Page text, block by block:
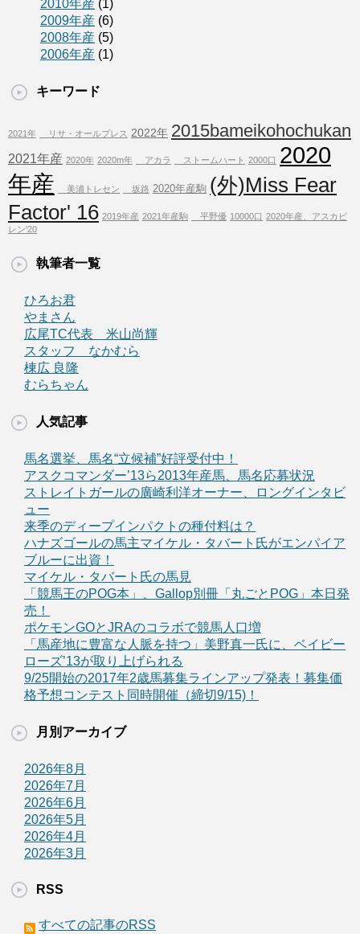
2010年産 (1)
2009年産 (6)
2008年産 (5)
2006年産 (1)
キーワード
2021年 リサ・オールプレス 2022年 2015bameikohochukan
2021年産 2020年 2020m年 アカラ ストームハート 2000口 2020
年産
美浦トレセン 坂路 2020年産駒 (外)Miss Fear
Factor' 16 2019年産 2021年産駒 平野優 10000口 2020年産、アスカビ
レン'20
執筆者一覧
ひろお君
やまさん
広尾TC代表 米山尚輝
スタッフ なかむら
棟広 良隆
むらちゃん
人気記事
馬名選挙、馬名“立候補”好評受付中！
アスクコマンダー’13ら2013年産馬、馬名応募状況
ストレイトガールの廣崎利洋オーナー、ロングインタビ
ュー
来季のディープインパクトの種付料は？
ハナズゴールの馬主マイケル・タバート氏がエンパイア
ブルーに出資！
マイケル・タバート氏の馬見
「競馬王のPOG本」、Gallop別冊「丸ごとPOG」本日発
売！
ポケモンGOとJRAのコラボで競馬人口増
「馬産地に豊富な人脈を持つ」美野真一氏に、ベイビー
ローズ’13が取り上げられる
9/25開始の2017年2歳馬募集ラインアップ発表！募集価
格予想コンテスト同時開催（締切9/15)！
月別アーカイブ
2026年8月
2026年7月
2026年6月
2026年5月
2026年4月
2026年3月
RSS
すべての記事のRSS